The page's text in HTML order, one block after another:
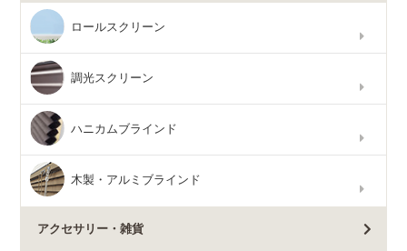
ロールスクリーン
調光スクリーン
ハニカムブラインド
木製・アルミブラインド
アクセサリー・雑貨